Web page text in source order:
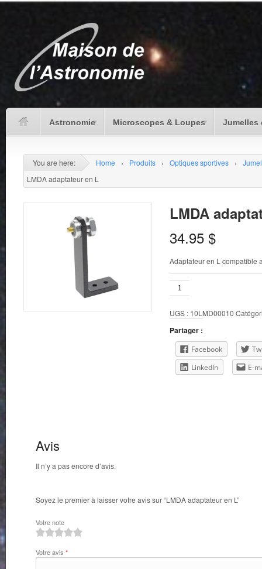
Astronomie Microscopes & Loupes Jumelles
You are here: Home › Produits › Optiques sportives ›
LMDA adaptateur en L
LMDA
34.95 $
Adaptateur en L compatible
quantité
de
adaptateur
en
UGS : 10LMD00010
Partager :
Facebook
LinkedIn
E-
Avis
Il n’y a pas encore d’avis.
Soyez le premier à laisser votre avis sur “LMDA adaptateur en L”
Votre note
Votre avis *